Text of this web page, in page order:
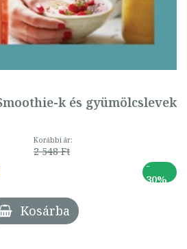
k és gyümölcslevek
Korábbi ár:
2 548 Ft
-
30%
Kosárba